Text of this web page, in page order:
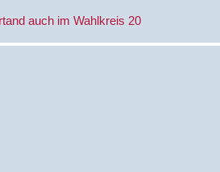
auch im Wahlkreis 20